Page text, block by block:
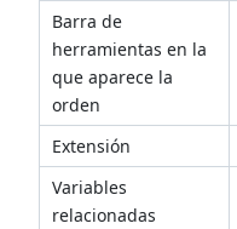
Barra de
herramientas en la
que aparece la
orden
Extensión
Variables
relacionadas